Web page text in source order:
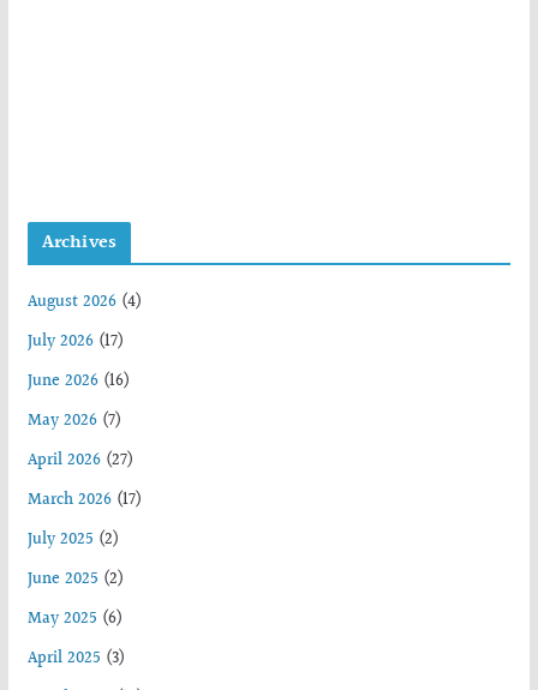
Archives
August 2026(4)
July 2026(17)
June 2026(16)
May 2026(7)
April 2026(27)
March 2026(17)
July 2025 (2)
June 2025 (2)
May 2025 (6)
April 2025 (3)